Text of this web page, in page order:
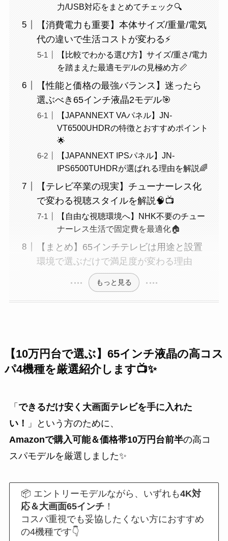
力/USB対応をまとめてチェック🔍
【消費電力も重要】本体サイズ/重量/電気
代の違いで生活コストが変わる⚡
【比較でわかる選び方】サイズ/重さ/電力
を踏まえた最適モデルの見極め方📏
【性能と価格の最強バランス】迷ったら
選ぶべき65インチ液晶2モデル🎯
【JAPANNEXT VAパネル】JN-
VT6500UHDRの特徴とおすすめポイント
🌟
【JAPANNEXT IPSパネル】JN-
IPS6500TUHDRが選ばれる理由を解説🌈
【テレビ卒業の現実】チューナーレス化
で変わる視聴スタイルを解説🧠📺
【自由な視聴環境へ】NHK不要のチュー
ナーレス生活で固定費を最適化🏠
【まとめ】65インチテレビは用途と設置
環境で選ぶだけで満足度が変わる理由
もっと見る
【10万円台で選ぶ】65インチ液晶の高コス
パ4機種を厳選紹介します📺✨
「 できるだけ安く大画面テレビを手に入れた
い！
」という方のために、
Amazonで購入可能＆価格帯10万円台前半の高コ
スパモデルを厳選しました✨
📦 エントリーモデルながら、いずれも4K対
応＆大画面65インチ ！
コスパ重視でも妥協したくない方におすすめ
の4機種です👇